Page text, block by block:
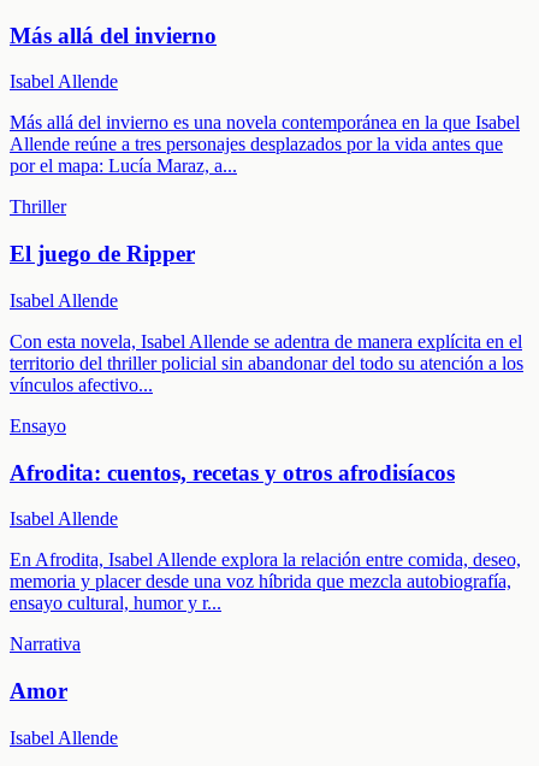
Más allá del invierno
Isabel Allende
Más allá del invierno es una novela contemporánea en la que Isabel
Allende reúne a tres personajes desplazados por la vida antes que
por el mapa: Lucía Maraz, a...
Thriller
El juego de Ripper
Isabel Allende
Con esta novela, Isabel Allende se adentra de manera explícita en el
territorio del thriller policial sin abandonar del todo su atención a los
vínculos afectivo...
Ensayo
Afrodita: cuentos, recetas y otros afrodisíacos
Isabel Allende
En Afrodita, Isabel Allende explora la relación entre comida, deseo,
memoria y placer desde una voz híbrida que mezcla autobiografía,
ensayo cultural, humor y r...
Narrativa
Amor
Isabel Allende